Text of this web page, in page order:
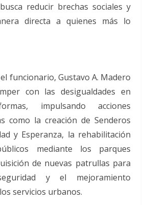
reducir brechas sociales y
directa a quienes más lo
funcionario, Gustavo A. Madero
con las desigualdades en
impulsando acciones
como la creación de Senderos
y Esperanza, la rehabilitación
mediante los parques
de nuevas patrullas para
y el mejoramiento
servicios urbanos.